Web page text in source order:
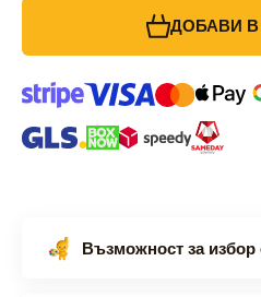
ДОБАВИ
Възможност за избор